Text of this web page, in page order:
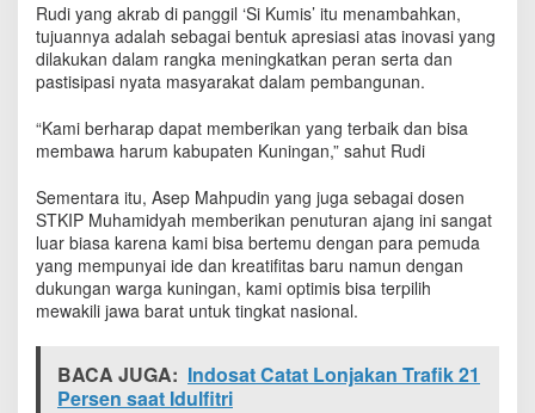
P
r
o
v
n
s
Rudi yang akrab di panggil ‘Si Kumis’ itu menambahkan,
tujuannya adalah sebagai bentuk apresiasi atas inovasi yang
dilakukan dalam rangka meningkatkan peran serta dan
pastisipasi nyata masyarakat dalam pembangunan.
“Kami berharap dapat memberikan yang terbaik dan bisa
membawa harum kabupaten Kuningan,” sahut Rudi
Sementara itu, Asep Mahpudin yang juga sebagai dosen
STKIP Muhamidyah memberikan penuturan ajang ini sangat
luar biasa karena kami bisa bertemu dengan para pemuda
yang mempunyai ide dan kreatifitas baru namun dengan
dukungan warga kuningan, kami optimis bisa terpilih
mewakili jawa barat untuk tingkat nasional.
BACA JUGA: Indosat Catat Lonjakan Trafik 21
Persen saat Idulfitri